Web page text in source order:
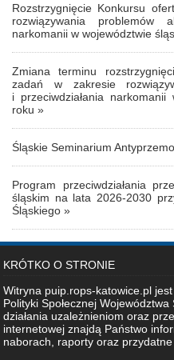
Rozstrzygnięcie Konkursu
rozwiązywania problemów
narkomanii w województwie
Zmiana terminu
zadań w zakresie
i przeciwdziałania
roku »
Śląskie Seminarium
Program przeciwdziałania
śląskim na lata 2026-2030
Śląskiego »
KRÓTKO O STRONIE
Witryna puip.rops-katowice.pl
Polityki Społecznej
działania uzależnieniom oraz
internetowej znajdą Państwo
naborach, raporty oraz przydatne